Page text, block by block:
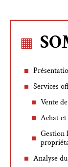
Services
Vente
Achat
Gestion
Analyse